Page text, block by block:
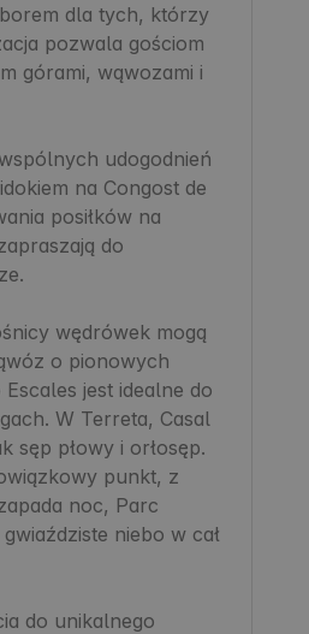
dla tych, którzy
pozwala gościom
górami, wąwozami i
udogodnień
na Congost de
posiłków na
do
wędrówek mogą
o pionowych
jest idealne do
W Terreta, Casal
sęp płowy i orłosęp.
punkt, z
noc, Parc
niebo w cał
do unikalnego